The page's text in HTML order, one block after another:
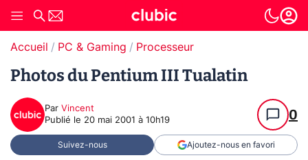
Accueil PC & Gaming Processeur
Photos du Pentium III Tualatin
Par Vincent
Publié le 20 mai 2001 à 10h19 0
Suivez-nous Ajoutez-nous en favori